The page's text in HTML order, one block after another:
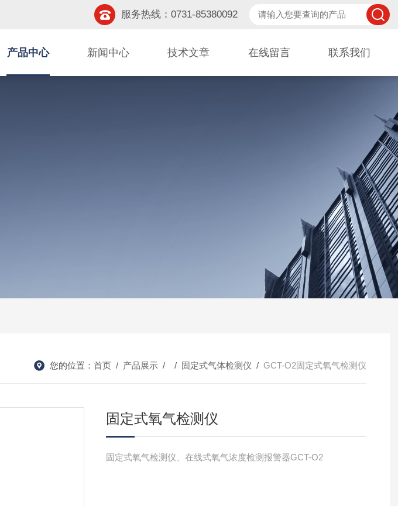
服务热线：0731-85380092
产品中心 新闻中心 技术文章 在线留言 联系我们
您的位置： 首页 / 产品展示 / / 固定式气体检测仪 / GCT-O2固定式氧气检测仪
固定式氧气检测仪
固定式氧气检测仪、在线式氧气浓度检测报警器GCT-O2